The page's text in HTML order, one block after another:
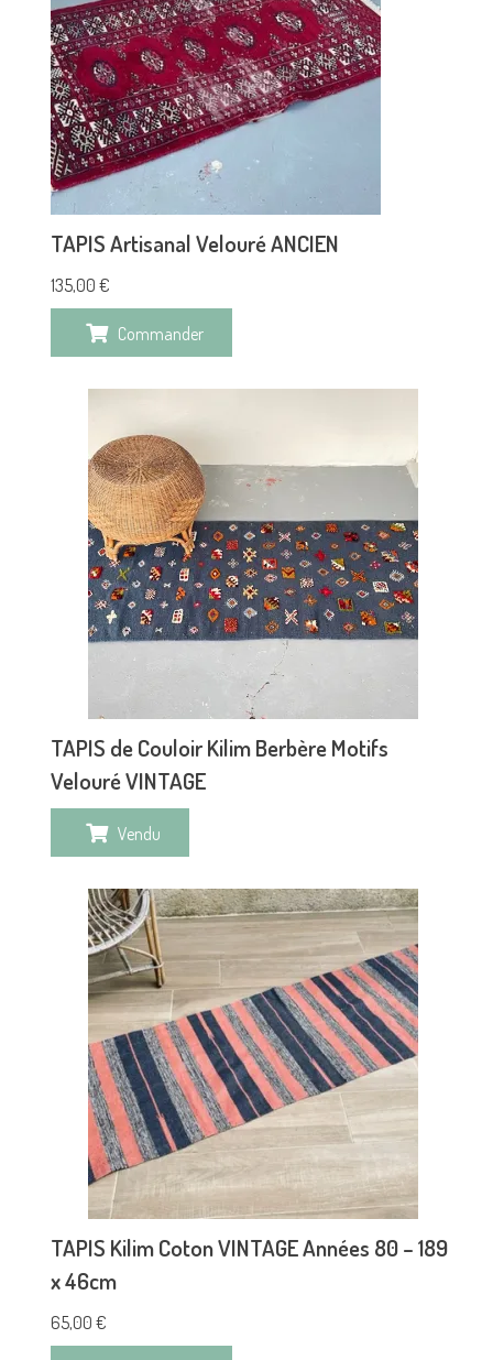
TAPIS Artisanal Velouré ANCIEN
135,00 €
Commander
TAPIS de Couloir Kilim Berbère Motifs
Velouré VINTAGE
Vendu
TAPIS Kilim Coton VINTAGE Années 80 – 189
x 46cm
65,00 €